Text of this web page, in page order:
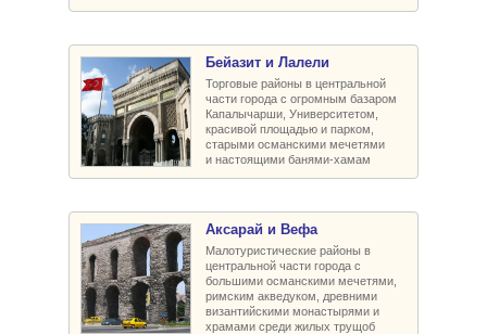
Бейазит и Лалели
Торговые районы в центральной
части города с огромным базаром
Капалычарши, Университетом,
красивой площадью и парком,
старыми османскими мечетями
и настоящими банями-хамам
Аксарай и Вефа
Малотуристические районы в
центральной части города с
большими османскими мечетями,
римским акведуком, древними
византийскими монастырями и
храмами среди жилых трущоб